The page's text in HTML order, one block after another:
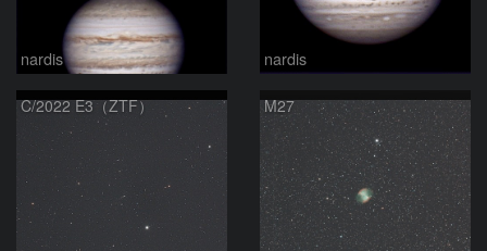
nardis nardis
C/2022 E3（ZTF） M27